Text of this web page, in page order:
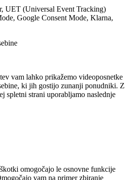
UET (Universal Event Tracking)
Google Consent Mode, Klarna,
vam lahko prikažemo videoposnetke
ki jih gostijo zunanji ponudniki. Z
spletni strani uporabljamo naslednje
omogočajo le osnovne funkcije
vam na primer zbiranje